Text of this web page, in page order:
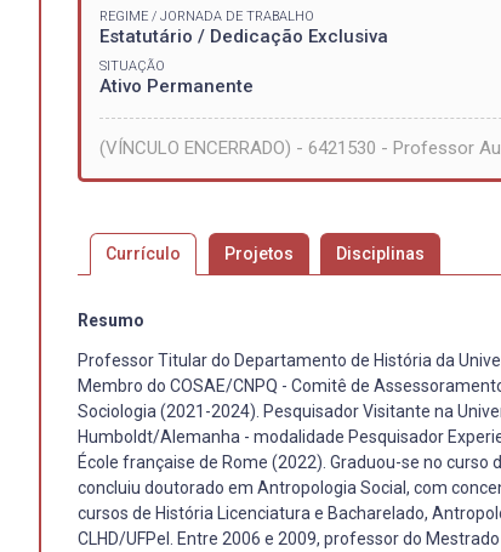
REGIME / JORNADA DE TRABALHO
Estatutário / Dedicação Exclusiva
SITUAÇÃO
Ativo Permanente
(VÍNCULO ENCERRADO) - 6421530 - Professor
Currículo Projetos Disciplinas
Resumo
Professor Titular do Departamento de História da
Membro do COSAE/CNPQ - Comitê de
Sociologia (2021-2024). Pesquisador Visitante na
Humboldt/Alemanha - modalidade Pesquisador
École française de Rome (2022). Graduou-se no curso
concluiu doutorado em Antropologia Social, com
cursos de História Licenciatura e Bacharelado,
CLHD/UFPel. Entre 2006 e 2009, professor do